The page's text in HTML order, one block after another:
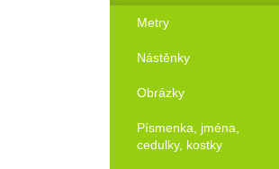
Metry
Nástěnky
Obrázky
Písmenka, jména,
cedulky, kostky